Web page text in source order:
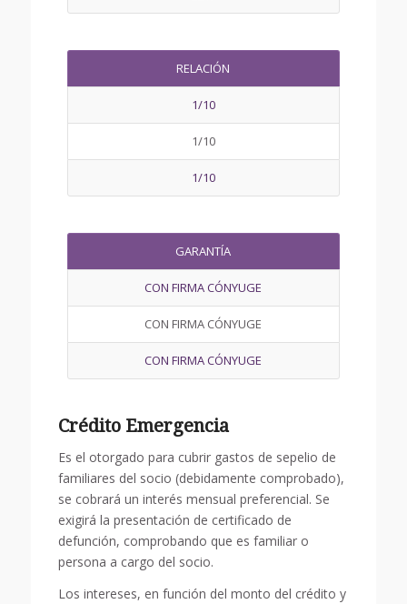
RELACIÓN
1/10
1/10
1/10
GARANTÍA
CON FIRMA CÓNYUGE
CON FIRMA CÓNYUGE
CON FIRMA CÓNYUGE
Crédito Emergencia
Es el otorgado para cubrir gastos de sepelio de
familiares del socio (debidamente comprobado),
se cobrará un interés mensual preferencial. Se
exigirá la presentación de certificado de
defunción, comprobando que es familiar o
persona a cargo del socio.
Los intereses, en función del monto del crédito y